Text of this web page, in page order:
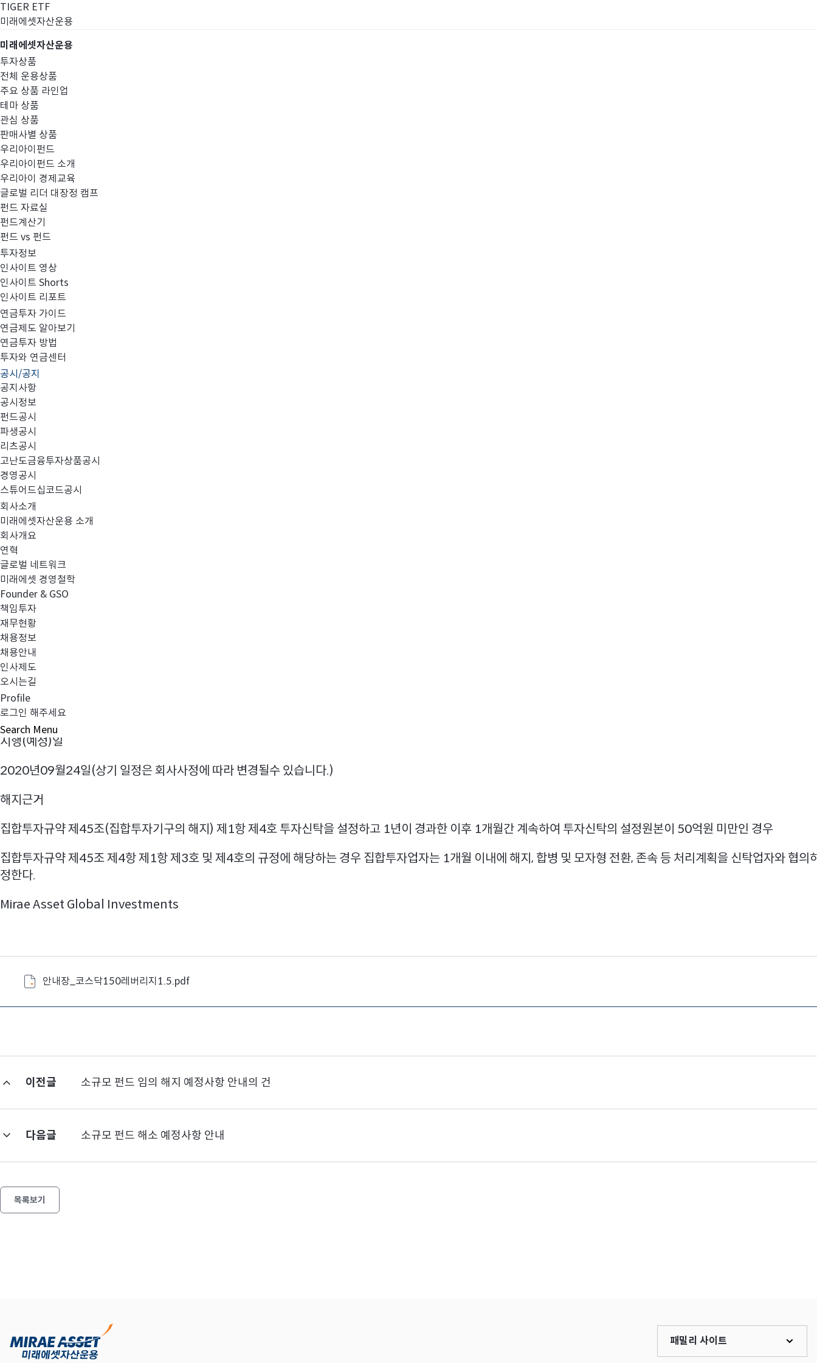
TIGER ETF
미래에셋자산운용
미래에셋자산운용
투자상품
전체 운용상품
주요 상품 라인업
테마 상품
관심 상품
판매사별 상품
우리아이펀드
우리아이펀드 소개
우리아이 경제교육
글로벌 리더 대장정 캠프
펀드 자료실
펀드계산기
펀드 vs 펀드
투자정보
인사이트 영상
인사이트 Shorts
인사이트 리포트
연금투자 가이드
연금제도 알아보기
연금투자 방법
투자와 연금센터
공시/공지
공지사항
공시정보
펀드공시
파생공시
리츠공시
고난도금융투자상품공시
경영공시
스튜어드십코드공시
회사소개
미래에셋자산운용 소개
회사개요
연혁
글로벌 네트워크
미래에셋 경영철학
Founder & GSO
책임투자
재무현황
채용정보
채용안내
인사제도
오시는길
Profile
로그인 해주세요
Search Menu
펀드공시
소규모 펀드 임의 해지 예정사항 안내의 건
미래에셋자산운용 컴플라이언스 외부제출 확인필 제 20-0494호 (2020.07.21)
미래에셋코스닥150레버리지1.5증권투자신탁1호(주식-파생재간접형) 임의 해지 안내
미래에셋자산운용 2020.07
항상 미래에셋을 아껴주시는 고객 여러분께 감사의 마음을 전해드립니다. 당사 펀드에 가입해 주신 고객님께 진심으로 감사 드리며, 고객님의 댁내 건강과 행복이 항상 함게
기원합니다. 당사가 운용 중인 '미래에셋코스닥150레버리지1.5증권투자신탁1호(주식-파생재간접형)'가 2020년9월24일부로 임의 해지됨을 미리 말씀 드리고 이에 대
양해를 구하고자 합니다. 2016년12월23일 설정된 상기 펀드는 2018년1월22일부터 2020년7월 현재까지 원본액이 50억에 미치지 못하여 소규모로 운용되고 있습니
일반적으로 소규모 펀드가 장기간 유지되는 경우 안정적인 운용을 위한 포트폴리오 구축이 어렵고, 펀드의 고정비용 등으로 인해 운용의 비효율성이 초래되어 적절한 운용
어려울 수 있습니다. 이에 따라 불가피하게 해당 펀드를 임의 해지하고자 하오니 이 점 양해 부탁드립니다. 지금까지 고객님께서 보여주신 관심에 감사드리며, 앞으로도 저희
미래에셋자산운용 임직원은 고객님께 만족스러운 운용결과를 보여드릴 수 있도록 최선을 다하겠습니다. 감사합니다.
펀드명
미래에셋코스닥150레버리지1.5증권투자신탁1호(주식-파생재간접형)
주요변경사항
임의 해지
시행(예정)일
2020년09월24일(상기 일정은 회사사정에 따라 변경될수 있습니다.)
해지근거
집합투자규약 제45조(집합투자기구의 해지) 제1항 제4호 투자신탁을 설정하고 1년이 경과한 이후 1개월간 계속하여 투자신탁의 설정원본이 50억원 미만인 경우
집합투자규약 제45조 제4항 제1항 제3호 및 제4호의 규정에 해당하는 경우 집합투자업자는 1개월 이내에 해지, 합병 및 모자형 전환, 존속 등 처리계획을 신탁업자와 협의
정한다.
Mirae Asset Global Investments
안내장_코스닥150레버리지1.5.pdf
이전글 소규모 펀드 임의 해지 예정사항 안내의 건
다음글 소규모 펀드 해소 예정사항 안내
목록보기
패밀리 사이트